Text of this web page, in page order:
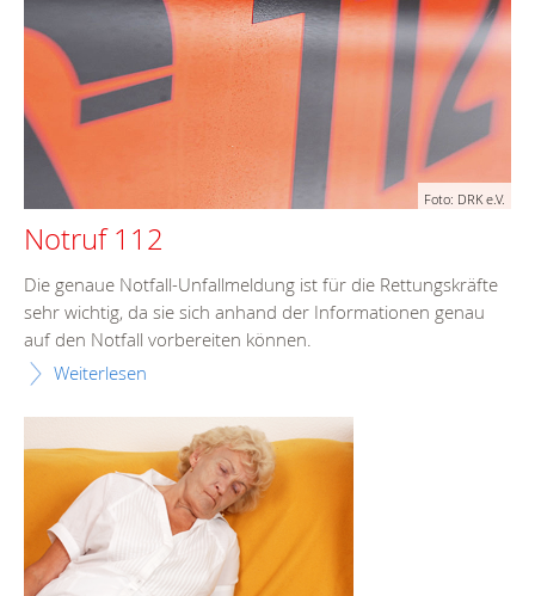
Foto: DRK e.V.
Notruf 112
Die genaue Notfall-Unfallmeldung ist für die Rettungskräfte
sehr wichtig, da sie sich anhand der Informationen genau
auf den Notfall vorbereiten können.
Weiterlesen